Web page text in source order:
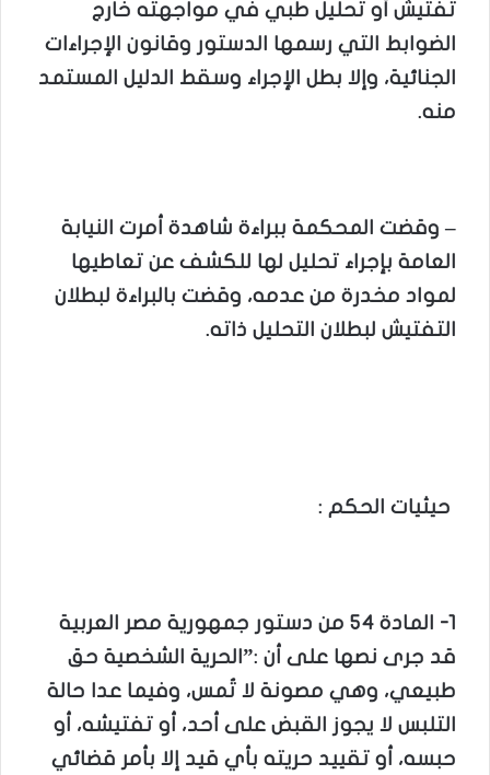
تفتيش أو تحليل طبي في مواجهته خارج
الضوابط التي رسمها الدستور وقانون الإجراءات
الجنائية، وإلا بطل الإجراء وسقط الدليل المستمد
منه.
– وقضت المحكمة ببراءة شاهدة أمرت النيابة
العامة بإجراء تحليل لها للكشف عن تعاطيها
لمواد مخدرة من عدمه، وقضت بالبراءة لبطلان
التفتيش لبطلان التحليل ذاته.
حيثيات الحكم :
1- المادة 54 من دستور جمهورية مصر العربية
قد جرى نصها على أن :”الحرية الشخصية حق
طبيعي، وهي مصونة لا تُمس، وفيما عدا حالة
التلبس لا يجوز القبض على أحد، أو تفتيشه، أو
حبسه، أو تقييد حريته بأي قيد إلا بأمر قضائي